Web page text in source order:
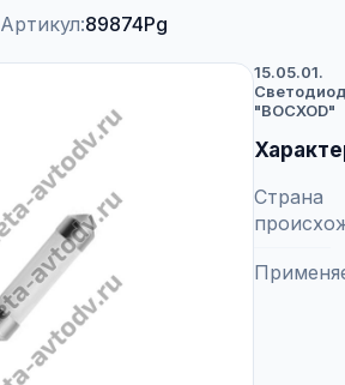
Артикул:89874Pg
15.05.01.
"ВОСХОD"
Страна